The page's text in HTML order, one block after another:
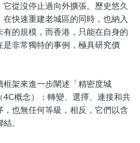
從沒停止過向外擴張。歷史悠久
快速重建老城區的同時，也納入
有的規模，而香港，只能在自身的
是非常獨特的事例，極具研究價
框架來進一步闡述「精密度城
4C概念）：轉變、選擇、連接和共
也無任何等級，相反，它們以含
。